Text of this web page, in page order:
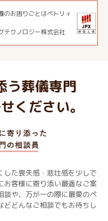
のお困りごとはペトリィ
テクノロジー株式会社
う葬儀専門
ください。
した喪失感・悲壮感を少しで
お客様に寄り添い最適なご案
談や、万が一の際に最愛のペ
どどんなご相談でもお待ちし